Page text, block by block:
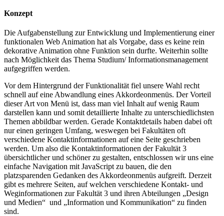
Konzept
Die Aufgabenstellung zur Entwicklung und Implementierung einer
funktionalen Web Animation hat als Vorgabe, dass es keine rein
dekorative Animation ohne Funktion sein durfte. Weiterhin sollte
nach Möglichkeit das Thema Studium/ Informationsmanagement
aufgegriffen werden.
Vor dem Hintergrund der Funktionalität fiel unsere Wahl recht
schnell auf eine Abwandlung eines Akkordeonmenüs. Der Vorteil
dieser Art von Menü ist, dass man viel Inhalt auf wenig Raum
darstellen kann und somit detaillierte Inhalte zu unterschiedlichsten
Themen abbildbar werden. Gerade Kontaktdetails haben dabei oft
nur einen geringen Umfang, weswegen bei Fakultäten oft
verschiedene Kontaktinformationen auf eine Seite geschrieben
werden. Um also die Kontaktinformationen der Fakultät 3
übersichtlicher und schöner zu gestalten, entschlossen wir uns eine
einfache Navigation mit JavaScript zu bauen, die den
platzsparenden Gedanken des Akkordeonmenüs aufgreift. Derzeit
gibt es mehrere Seiten, auf welchen verschiedene Kontakt- und
Weginformationen zur Fakultät 3 und ihren Abteilungen „Design
und Medien“ und „Information und Kommunikation“ zu finden
sind.